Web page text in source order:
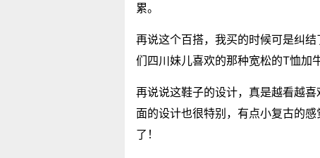
累。
再说这个百搭，我买的时候可是纠
们四川妹儿喜欢的那种宽松的T恤加
再说说这鞋子的设计，真是越看越
面的设计也很特别，有点小复古的
了！